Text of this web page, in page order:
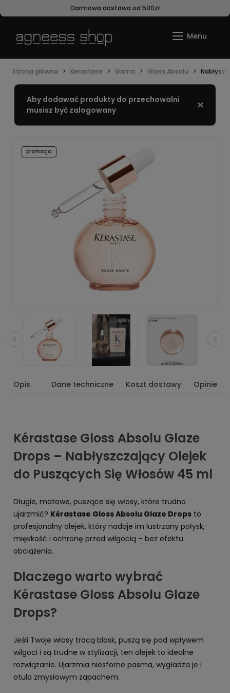
Darmowa dostawa od 500zł
Strona główna Kerastase Gama Gloss Absolu
Zamknij
Aby dodawać produkty do przechowalni
musisz być zalogowany
promocja
Opis Dane techniczne Koszt dostawy Opinie
Kérastase Gloss Absolu Glaze
Drops – Nabłyszczający Olejek
do Puszących Się Włosów 45 ml
Długie, matowe, puszące się włosy, które trudno
ujarzmić? Kérastase Gloss Absolu Glaze Drops to
profesjonalny olejek, który nadaje im lustrzany połysk,
miękkość i ochronę przed wilgocią – bez efektu
obciążenia.
Dlaczego warto wybrać
Kérastase Gloss Absolu Glaze
Drops?
Jeśli Twoje włosy tracą blask, puszą się pod wpływem
wilgoci i są trudne w stylizacji, ten olejek to idealne
rozwiązanie. Ujarzmia niesforne pasma, wygładza je i
otula zmysłowym zapachem.